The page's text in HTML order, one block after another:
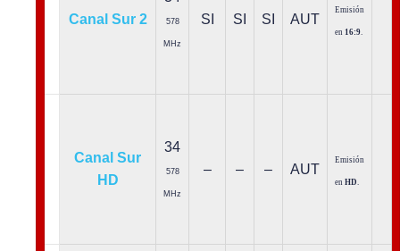
Canal Sur 2 578
MHz
SI SI SI AUT
Emisión
en 16:9.
Canal Sur
HD
34
578
MHz
– – – AUT
Emisión
en HD.